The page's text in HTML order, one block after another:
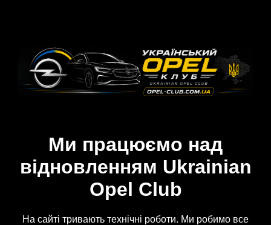
Ми працюємо над
відновленням Ukrainian
Opel Club
На сайті тривають технічні роботи. Ми робимо все